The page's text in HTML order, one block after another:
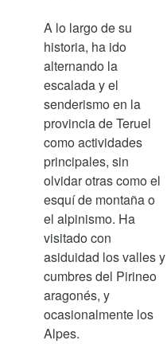
A lo largo de su
historia, ha ido
alternando la
escalada y el
senderismo en la
provincia de Teruel
como actividades
principales, sin
olvidar otras como el
esquí de montaña o
el alpinismo. Ha
visitado con
asiduidad los valles y
cumbres del Pirineo
aragonés, y
ocasionalmente los
Alpes.